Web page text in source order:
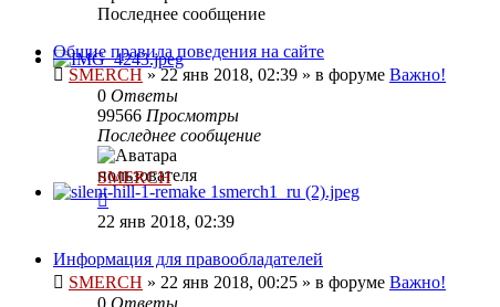
Последнее сообщение
Общие правила поведения на сайте
SMERCH »22 янв 2018, 02:39 » в форуме Важно!
0 Ответы
99566 Просмотры
Последнее сообщение
SMERCH
22 янв 2018, 02:39
Информация для правообладателей
SMERCH » 22 янв 2018, 00:25 » в форуме Важно!
0 Ответы